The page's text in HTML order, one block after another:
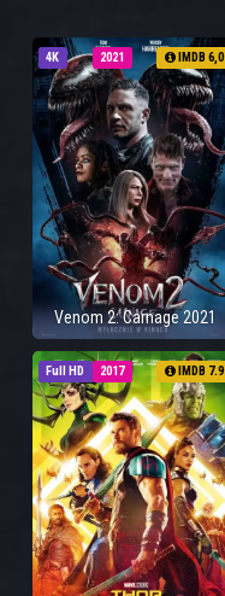
4K 2021 IMDB 6,0
Venom 2: Carnage 2021
Full HD 2017 IMDB 7.9